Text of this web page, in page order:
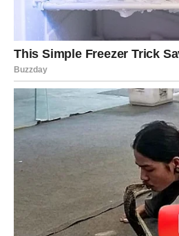
STRIJELAC
Uvijek gledate naprijed, ali
stalnog traganja za nečim boljim.
Zvijezde pokazuju da se jedna
ostvarenju.
Istina koju trebate čuti
Sreća koju tražite možda je već